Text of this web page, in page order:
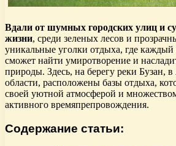
Вдали от шумных городских улиц и
жизни, среди зеленых лесов и
уникальные уголки отдыха, где
сможет найти умиротворение и
природы. Здесь, на берегу реки Бузан, в
области, расположены базы отдыха,
своей уютной атмосферой и
активного времяпрепровождения.
Содержание статьи: